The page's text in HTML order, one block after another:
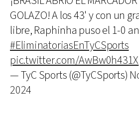
GOLAZO! A los 43' y con un
libre, Raphinha puso el 1-0
#EliminatoriasEnTyCSports
pic.twitter.com/AwBw0h431X
— TyC Sports (@TyCSports)
2024